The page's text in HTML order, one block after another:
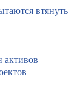
втянуть
активов